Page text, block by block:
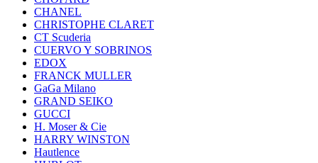
CHANEL
CHRISTOPHE CLARET
CT Scuderia
CUERVO Y SOBRINOS
EDOX
FRANCK MULLER
GaGa Milano
GRAND SEIKO
GUCCI
H. Moser & Cie
HARRY WINSTON
Hautlence